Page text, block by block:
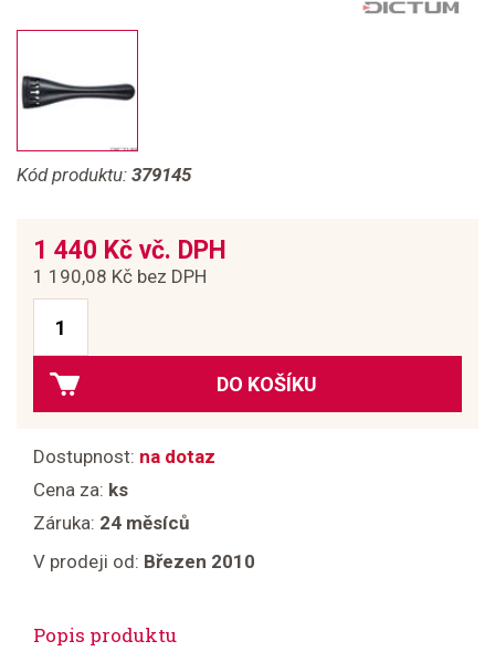
Kód produktu: 379145
1 440 Kč vč. DPH
1 190,08 Kč bez DPH
DO KOŠÍKU
Dostupnost: na dotaz
Cena za: ks
Záruka: 24 měsíců
V prodeji od: Březen 2010
Popis produktu